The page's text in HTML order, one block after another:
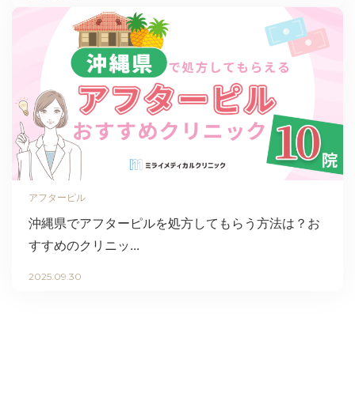
アフターピル
沖縄県でアフターピルを処方してもらう方法は？お
すすめのクリニッ...
2025.09.30